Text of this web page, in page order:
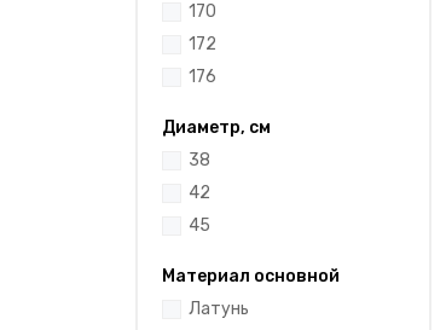
170
172
176
Диаметр, см
38
42
45
Материал основной
Латунь